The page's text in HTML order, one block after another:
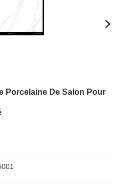
Porcelaine De Salon Pour